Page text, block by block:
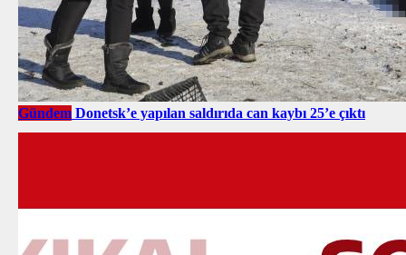
Gündem Donetsk’e yapılan saldırıda can kaybı 25’e çıktı